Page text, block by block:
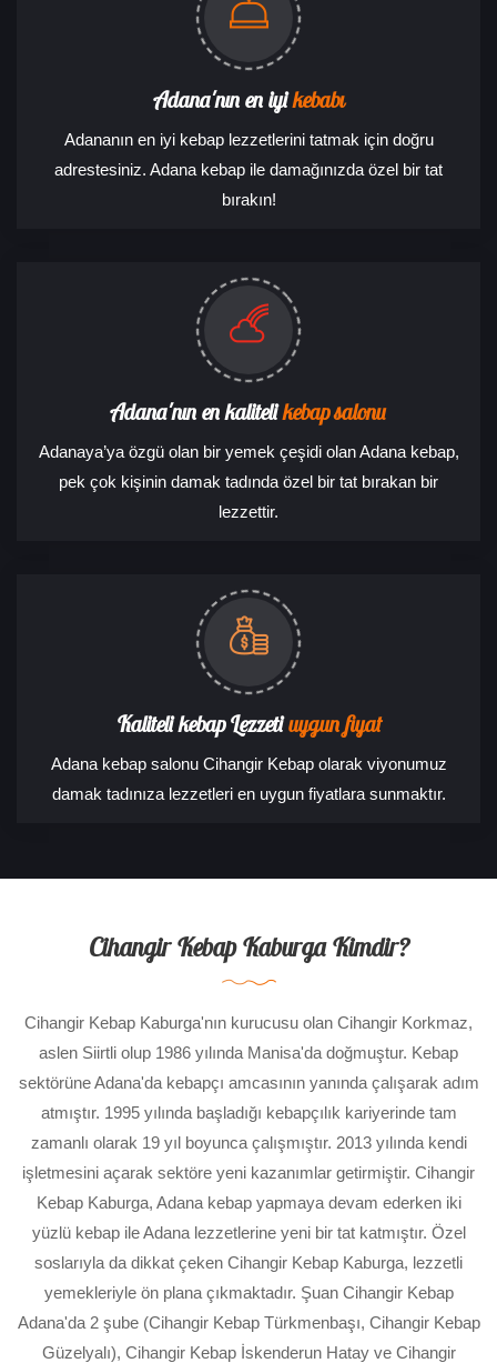
Adana'nın en iyikebabı
Adananın en iyi kebap lezzetlerini tatmak için doğru
adrestesiniz. Adana kebap ile damağınızda özel bir tat
bırakın!
Adana'nın en kalitelikebap salonu
Adanaya’ya özgü olan bir yemek çeşidi olan Adana kebap,
pek çok kişinin damak tadında özel bir tat bırakan bir
lezzettir.
Kaliteli kebap Lezzetiuygun fiyat
Adana kebap salonu Cihangir Kebap olarak viyonumuz
damak tadınıza lezzetleri en uygun fiyatlara sunmaktır.
Cihangir Kebap Kaburga Kimdir?
Cihangir Kebap Kaburga'nın kurucusu olan Cihangir Korkmaz,
aslen Siirtli olup 1986 yılında Manisa'da doğmuştur. Kebap
sektörüne Adana'da kebapçı amcasının yanında çalışarak adım
atmıştır. 1995 yılında başladığı kebapçılık kariyerinde tam
zamanlı olarak 19 yıl boyunca çalışmıştır. 2013 yılında kendi
işletmesini açarak sektöre yeni kazanımlar getirmiştir. Cihangir
Kebap Kaburga, Adana kebap yapmaya devam ederken iki
yüzlü kebap ile Adana lezzetlerine yeni bir tat katmıştır. Özel
soslarıyla da dikkat çeken Cihangir Kebap Kaburga, lezzetli
yemekleriyle ön plana çıkmaktadır. Şuan Cihangir Kebap
Adana'da 2 şube (Cihangir Kebap Türkmenbaşı, Cihangir Kebap
Güzelyalı), Cihangir Kebap İskenderun Hatay ve Cihangir